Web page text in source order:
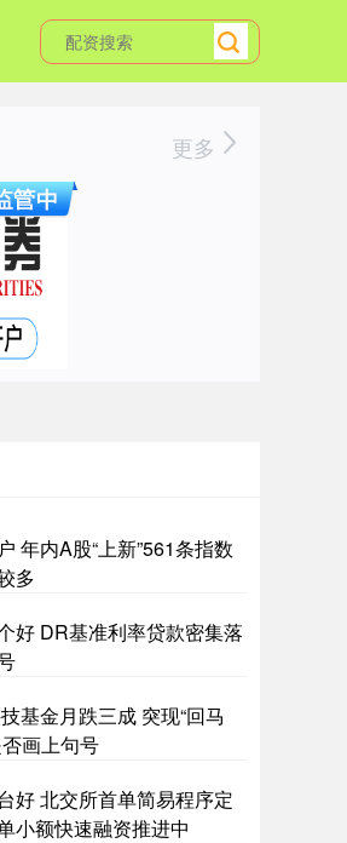
更多
年内A股“上新”561条指数
多
好 DR基准利率贷款密集落
基金月跌三成 突现“回马
画上句号
好 北交所首单简易程序定
小额快速融资推进中